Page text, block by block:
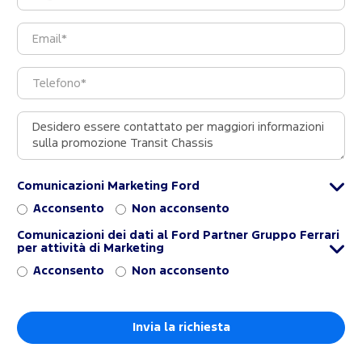
Comunicazioni Marketing Ford
Acconsento Non acconsento
Comunicazioni dei dati al Ford Partner Gruppo Ferrari
per attività di Marketing
Acconsento Non acconsento